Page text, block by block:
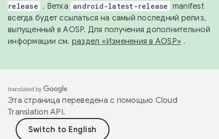
release . Ветка android-latest-release manifest
всегда будет ссылаться на самый последний релиз,
выпущенный в AOSP. Для получения дополнительной
информации см. раздел «Изменения в AOSP» .
Эта страница переведена с помощью Cloud
Translation API.